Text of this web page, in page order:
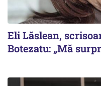
Eli Lăslean,
Botezatu: „Mă